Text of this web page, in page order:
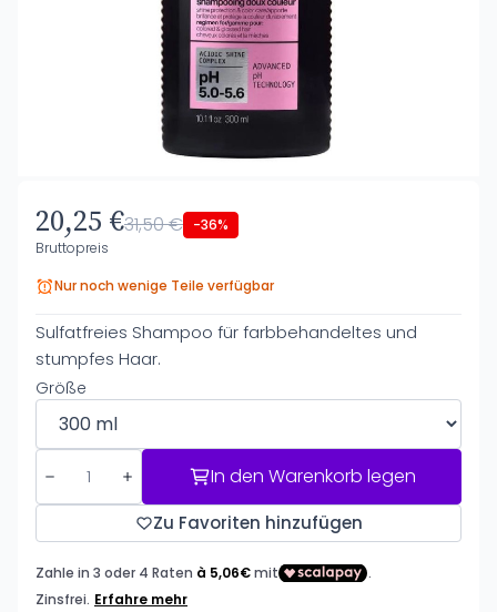
20,25 €31,50 € -36%
Bruttopreis
Nur noch wenige Teile verfügbar
Sulfatfreies Shampoo für farbbehandeltes und
stumpfes Haar.
Größe
In den Warenkorb legen
Zu Favoriten hinzufügen